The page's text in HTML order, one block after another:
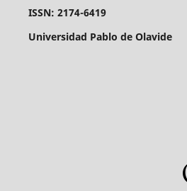
ISSN: 2174-6419
Universidad Pablo de Olavide